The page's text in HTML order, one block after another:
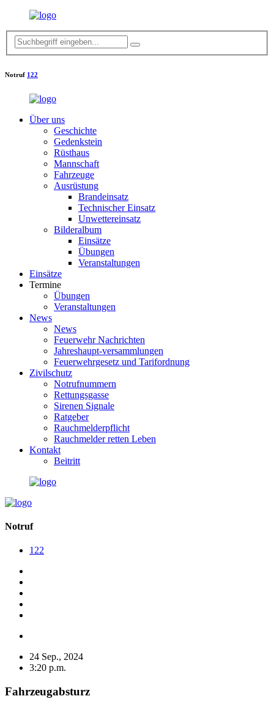
Notruf 122
Über uns
Geschichte
Gedenkstein
Rüsthaus
Mannschaft
Fahrzeuge
Ausrüstung
Brandeinsatz
Technischer Einsatz
Unwettereinsatz
Bilderalbum
Einsätze
Übungen
Veranstaltungen
Einsätze
Termine
Übungen
Veranstaltungen
News
News
Feuerwehr Nachrichten
Jahreshaupt-versammlungen
Feuerwehrgesetz und Tarifordnung
Zivilschutz
Notrufnummern
Rettungsgasse
Sirenen Signale
Ratgeber
Rauchmelderpflicht
Rauchmelder retten Leben
Kontakt
Beitritt
Notruf
122
24 Sep., 2024
3:20 p.m.
Fahrzeugabsturz